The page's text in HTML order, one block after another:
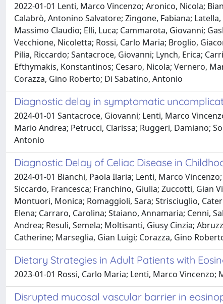
2022-01-01 Lenti, Marco Vincenzo; Aronico, Nicola;
Calabrò, Antonino Salvatore; Zingone, Fabiana;
Massimo Claudio; Elli, Luca; Cammarota, Giovanni;
Vecchione, Nicoletta; Rossi, Carlo Maria; Broglio,
Pilia, Riccardo; Santacroce, Giovanni; Lynch, Erica;
Efthymakis, Konstantinos; Cesaro, Nicola; Vernero,
Corazza, Gino Roberto; Di Sabatino, Antonio
Diagnostic delay in symptomatic
2024-01-01 Santacroce, Giovanni; Lenti, Marco
Mario Andrea; Petrucci, Clarissa; Ruggeri, Damiano;
Antonio
Diagnostic Delay of Celiac Disease in
2024-01-01 Bianchi, Paola Ilaria; Lenti, Marco
Siccardo, Francesca; Franchino, Giulia; Zuccotti, Gian
Montuori, Monica; Romaggioli, Sara; Strisciuglio,
Elena; Carraro, Carolina; Staiano, Annamaria; Cenni,
Andrea; Resuli, Semela; Moltisanti, Giusy Cinzia;
Catherine; Marseglia, Gian Luigi; Corazza, Gino
Dietary Strategies in Adult Patients with
2023-01-01 Rossi, Carlo Maria; Lenti, Marco
Disrupted mucosal vascular barrier in